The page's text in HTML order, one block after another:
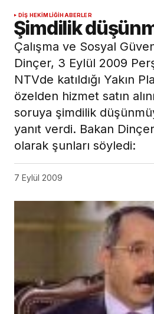
DIŞ HEKIMLIĞIHABERLER
Şimdilik
Çalışma ve Sosyal
Dinçer, 3 Eylül 2009
NTVde katıldığı Yakın
özelden hizmet satın
soruya şimdilik
yanıt verdi. Bakan
olarak şunları söyledi:
7 Eylül 2009